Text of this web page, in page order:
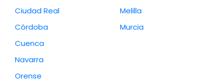
Ciudad Real
Córdoba
Cuenca
Melilla
Murcia
Navarra
Orense